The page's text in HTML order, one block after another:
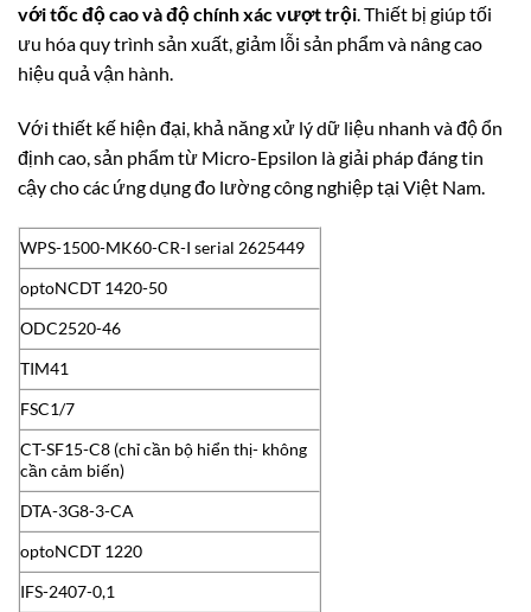
với tốc độ cao và độ chính xác vượt trội. Thiết bị giúp tối
ưu hóa quy trình sản xuất, giảm lỗi sản phẩm và nâng cao
hiệu quả vận hành.
Với thiết kế hiện đại, khả năng xử lý dữ liệu nhanh và độ ổn
định cao, sản phẩm từ Micro-Epsilon là giải pháp đáng tin
cậy cho các ứng dụng đo lường công nghiệp tại Việt Nam.
WPS-1500-MK60-CR-I serial 2625449
optoNCDT 1420-50
ODC2520-46
TIM41
FSC1/7
CT-SF15-C8 (chỉ cần bộ hiển thị- không
cần cảm biến)
DTA-3G8-3-CA
optoNCDT 1220
IFS-2407-0,1